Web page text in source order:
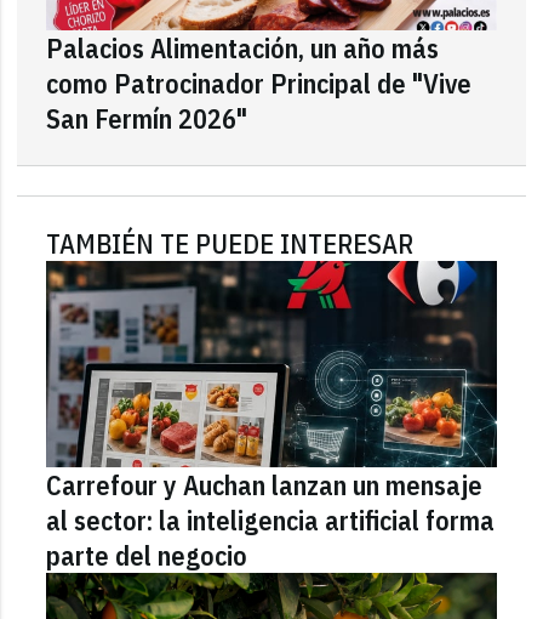
Palacios Alimentación, un año más
como Patrocinador Principal de "Vive
San Fermín 2026"
TAMBIÉN TE PUEDE INTERESAR
Carrefour y Auchan lanzan un mensaje
al sector: la inteligencia artificial forma
parte del negocio